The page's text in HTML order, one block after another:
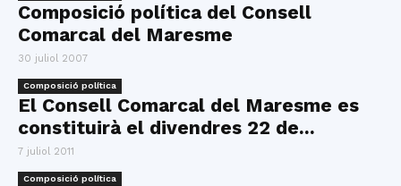
Composició política del Consell
Comarcal del Maresme
30 juliol 2007
Composició política
El Consell Comarcal del Maresme es
constituirà el divendres 22 de...
7 juliol 2011
Composició política